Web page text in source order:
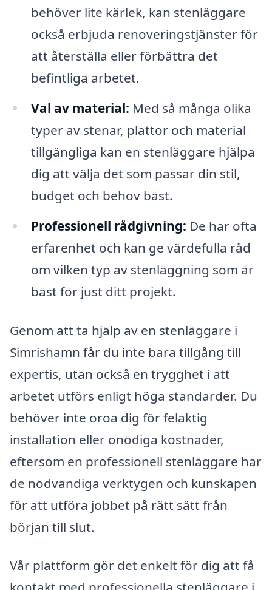
behöver lite kärlek, kan stenläggare
också erbjuda renoveringstjänster för
att återställa eller förbättra det
befintliga arbetet.
Val av material: Med så många olika
typer av stenar, plattor och material
tillgängliga kan en stenläggare hjälpa
dig att välja det som passar din stil,
budget och behov bäst.
Professionell rådgivning: De har ofta
erfarenhet och kan ge värdefulla råd
om vilken typ av stenläggning som är
bäst för just ditt projekt.
Genom att ta hjälp av en stenläggare i
Simrishamn får du inte bara tillgång till
expertis, utan också en trygghet i att
arbetet utförs enligt höga standarder. Du
behöver inte oroa dig för felaktig
installation eller onödiga kostnader,
eftersom en professionell stenläggare har
de nödvändiga verktygen och kunskapen
för att utföra jobbet på rätt sätt från
början till slut.
Vår plattform gör det enkelt för dig att få